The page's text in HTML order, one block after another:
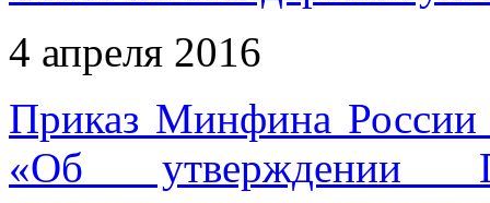
4 апреля 2016
Приказ Минфина
«Об утверждении